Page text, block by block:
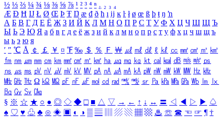
½ ⅓ ⅔ ¼ ¾ ⅛ ⅜ ⅝ ⅞ ¹ ² ³ ⁴ ⁿ ₁ ₂ ₃ ₄
Æ Ð Ħ Ĳ Ł Ø Œ Þ Ŧ Ŋ æ đ ð ħ ı ĳ ĸ ŀ ł ø œ ß þ ŧ ŋ ŉ
А Б В Г Д Е Ё Ж З И Й К Л М Н О П Р С Т У Ф Х Ц Ч Ш Щ Ъ
Ы Ь Э Ю Я а б в г д е ё ж з и й к л м н о п р с т у ф х ц ч ш щ ъ
ы ь э ю я
′ ″ ℃ Å ￠ ￡ ￥ ¤ ℉ ‰ ＄ ％ Ｆ ￦ ㎕ ㎖ ㎗ ℓ ㎘ ㏄ ㎣ ㎤ ㎥ ㎦
㎙ ㎚ ㎛ ㎜ ㎝ ㎞ ㎟ ㎠ ㎡ ㎢ ㏊ ㎍ ㎎ ㎏ ㏏ ㎈ ㎉ ㏈ ㎧ ㎨ ㎰
㎱ ㎲ ㎳ ㎴ ㎵ ㎶ ㎷ ㎸ ㎹ ㎀ ㎁ ㎂ ㎃ ㎄ ㎺ ㎻ ㎽ ㎾ ㎿ ㎐ ㎑
㎒ ㎓ ㎔ Ω ㏀ ㏁ ㎊ ㎋ ㎌ ㏖ ㏅ ㎭ ㎮ ㎯ ㏛ ㎩ ㎪ ㎫ ㎬ ㏝ ㏐
㏓
㏃ ㏉ ㏜ ㏆
§ ※ ☆ ★ ○ ● ◎ ◇ ◆ □ ■ △ ▽ → ← ↑ ↓ ↔ 〓 ◁ ◀ ▷ ▶ ♤
♠ ♡ ♥ ♧ ♣ ⊙ ◈ ▣ ◐ ◑ ▒ ▤ ▨ ▧ ▦ ▩ ♨ ☏ ☎ ☜ ☞ ¶ †